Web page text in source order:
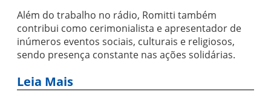
Além do trabalho no rádio, Romitti também
contribui como cerimonialista e apresentador de
inúmeros eventos sociais, culturais e religiosos,
sendo presença constante nas ações solidárias.
Leia Mais